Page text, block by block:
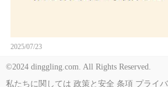
2025/07/23
©2024 dinggling.com. All Rights Reserved.
私たちに関しては 政策と安全 条項 プライ